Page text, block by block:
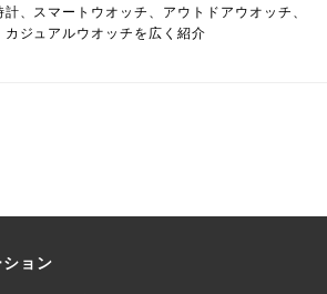
、スマートウオッチ、アウトドアウオッチ、
ジュアルウオッチを広く紹介
ョン